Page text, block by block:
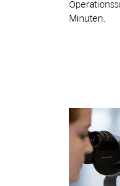
Minuten.